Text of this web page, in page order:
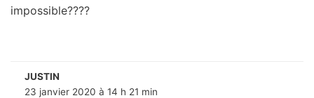
impossible????
JUSTIN
23 janvier 2020 à 14 h 21 min